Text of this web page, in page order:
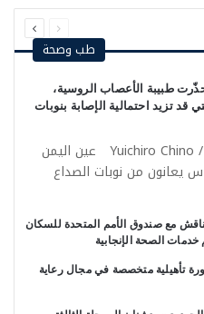
الصفحة
السابقة
الصفحة
التالية
طب وصحة
طبيبة الأعصاب الروسية،
قد تزيد احتمالية الإصابة بنوبات
صورة تعبيرية / Yuichiro Chino / Gettyimages.ru عين اليمن
يعانون من نوبات الصداع
مع صندوق الأمم المتحدة للسكان
خدمات الصحة الإنجابية
تأهيلية متخصصة في مجال رعاية